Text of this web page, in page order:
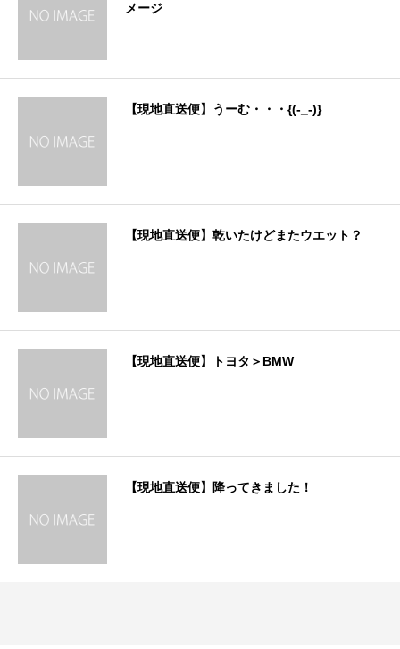
メージ
【現地直送便】うーむ・・・{(-_-)}
【現地直送便】乾いたけどまたウエット？
【現地直送便】トヨタ＞BMW
【現地直送便】降ってきました！